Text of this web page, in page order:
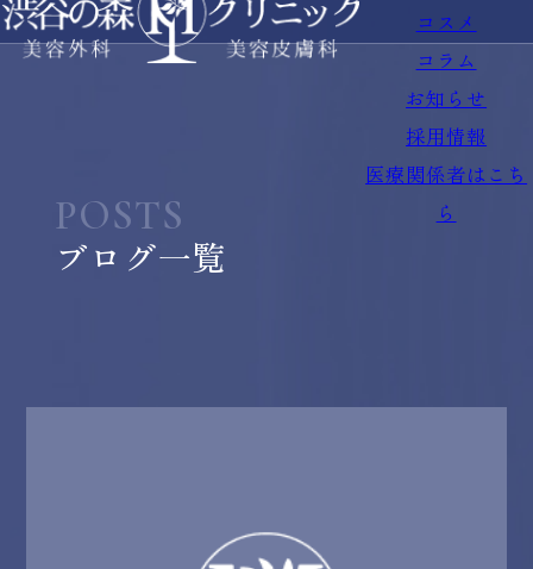
コスメ
コラム
お知らせ
採用情報
医療関係者はこち
ら
POSTS
ブログ一覧